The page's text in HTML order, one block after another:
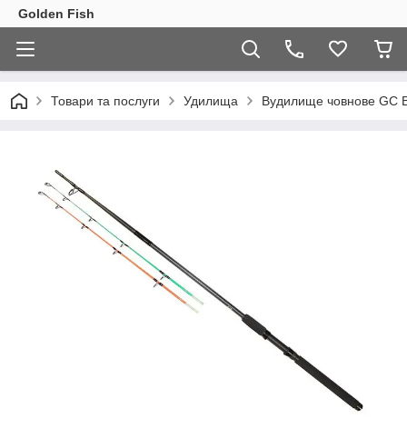
Golden Fish
Товари та послуги Удилища Вудилище човнове GC